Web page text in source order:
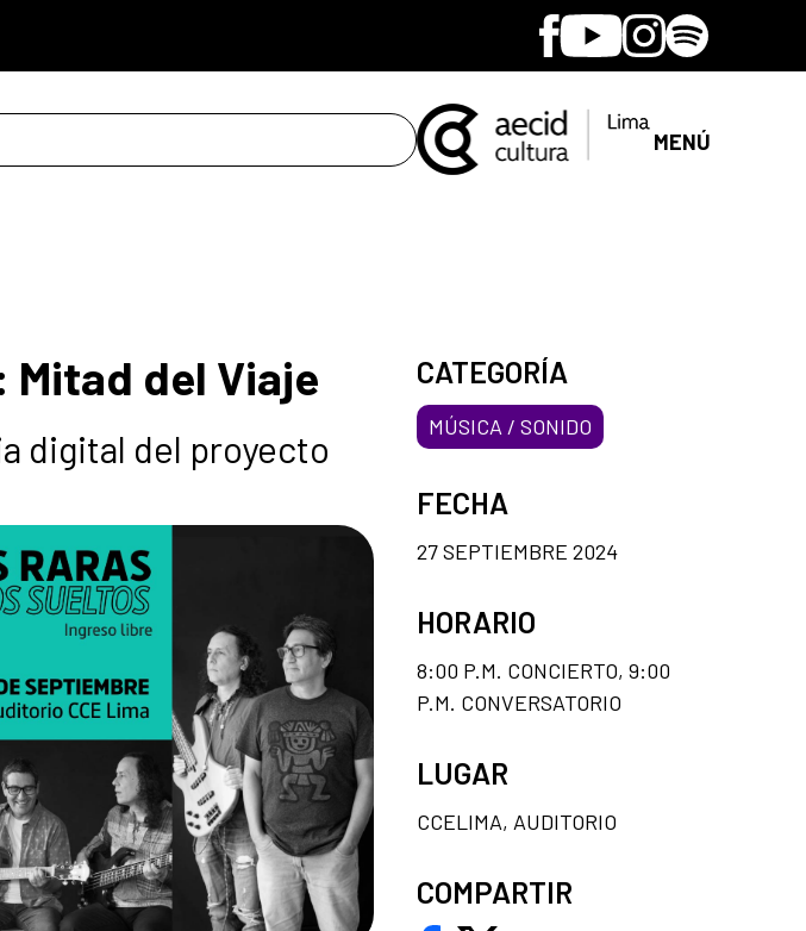
Facebook
YoutubeInstagram
Spotify
MENÚ
Mitad del Viaje
digital del proyecto
CATEGORÍA
MÚSICA / SONIDO
FECHA
27 SEPTIEMBRE 2024
HORARIO
8:00 P.M. CONCIERTO, 9:00
P.M. CONVERSATORIO
LUGAR
CCELIMA, AUDITORIO
COMPARTIR